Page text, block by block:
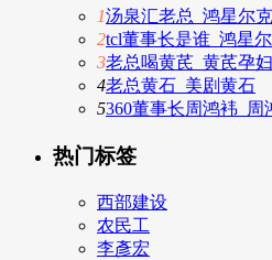
1汤泉汇老总_鸿星尔
2tcl董事长是谁_鸿星
3老总喝黄芪_黄芪孕
4老总黄石_美剧黄石
5360董事长周鸿袆_周
热门标签
西部建设
农民工
李彥宏